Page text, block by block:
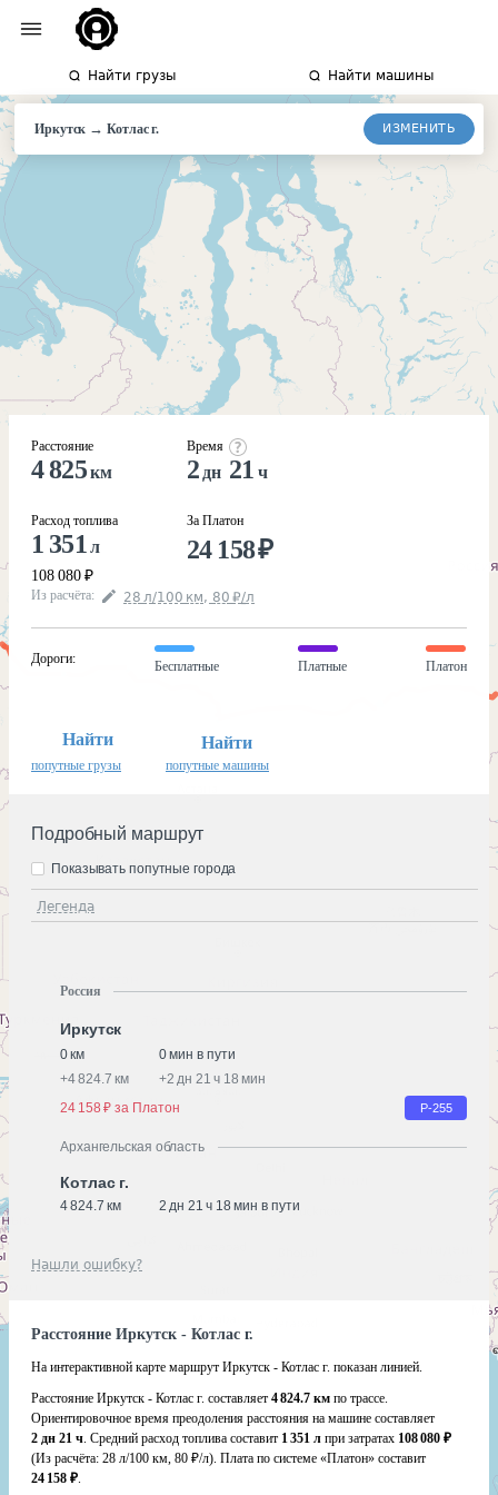
Найти грузы Найти машины
Иркутск →Котласг. ИЗМЕНИТЬ
Расстояние
4 825км
Расход топлива
1 351 л
108 080 ₽
Время
2 дн 21 ч
За Платон
24 158₽
Из расчёта: 28 л/100 км, 80 ₽/л
Дороги:
Бесплатные Платные Платон
Найти
попутные грузы
Найти
попутные машины
Подробный маршрут
Легенда
Показывать попутные города
Россия
Иркутск
0 км
0 мин в пути
+4 824.7 км +2 дн 21 ч 18 мин
24 158 ₽ за Платон
Р-255
Архангельская область
Котлас г.
4 824.7 км 2 дн 21 ч 18 мин в пути
Нашли ошибку?
Расстояние Иркутск - Котлас г.
На интерактивной карте маршрут Иркутск - Котлас г. показан линией.
Расстояние Иркутск - Котлас г. составляет 4 824.7 км по трассе.
Ориентировочное время преодоления расстояния на машине составляет
2 дн 21 ч. Средний расход топлива составит 1 351 л при затратах 108 080 ₽
(Из расчёта: 28 л/100 км, 80 ₽/л). Плата по системе «Платон» составит
24 158 ₽.